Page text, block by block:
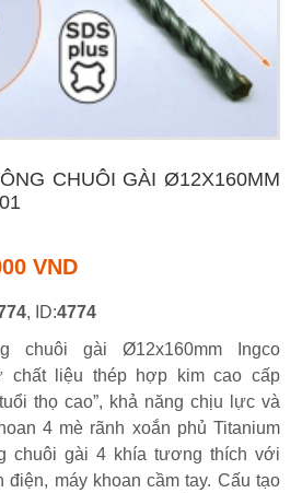
CHUÔI GÀI Ø12X160MM
VND
, ID:4774
chuôi gài Ø12x160mm Ingco
chất liệu thép hợp kim cao cấp
thọ cao”, khả năng chịu lực và
4 mè rãnh xoắn phủ Titanium
chuôi gài 4 khía tương thích với
điện, máy khoan cầm tay. Cấu tạo